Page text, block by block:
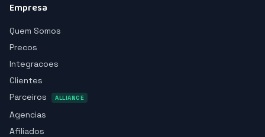
Empresa
Quem Somos
Precos
Integracoes
Clientes
Parceiros
ALLIANCE
Agencias
Afiliados